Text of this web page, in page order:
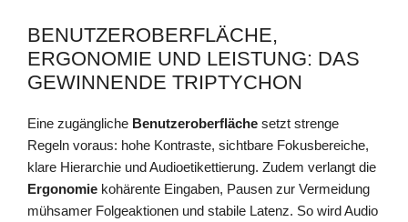
BENUTZEROBERFLÄCHE,
ERGONOMIE UND LEISTUNG: DAS
GEWINNENDE TRIPTYCHON
Eine zugängliche Benutzeroberfläche setzt strenge
Regeln voraus: hohe Kontraste, sichtbare Fokusbereiche,
klare Hierarchie und Audioetikettierung. Zudem verlangt die
Ergonomie kohärente Eingaben, Pausen zur Vermeidung
mühsamer Folgeaktionen und stabile Latenz. So wird Audio